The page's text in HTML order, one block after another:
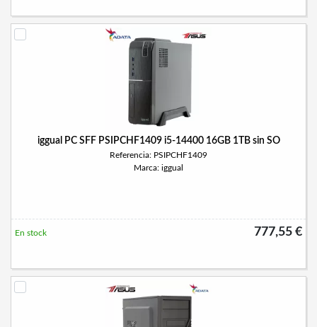
iggual PC SFF PSIPCHF1409 i5-14400 16GB 1TB sin SO
Referencia: PSIPCHF1409
Marca: iggual
777,55 €
En stock